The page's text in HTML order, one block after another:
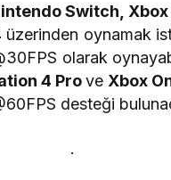
Switch, Xbox
üzerinden oynamak
olarak
4 Prove Xbox
desteği
.